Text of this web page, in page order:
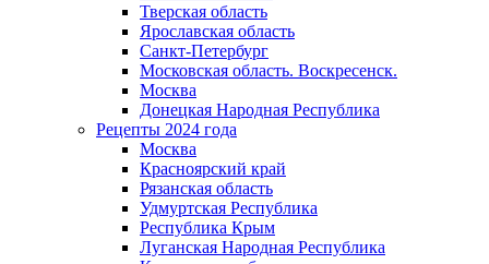
Тверская область
Ярославская область
Санкт-Петербург
Московская область. Воскресенск.
Москва
Донецкая Народная Республика​
Рецепты 2024 года
Москва
Красноярский край
Рязанская область
Удмуртская Республика
Республика Крым
Луганская Народная Республика